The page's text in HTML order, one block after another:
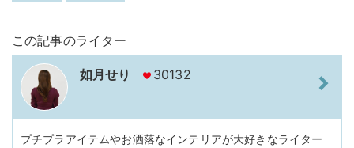
この記事のライター
如月せり 30132
プチプラアイテムやお洒落なインテリアが大好きなライター